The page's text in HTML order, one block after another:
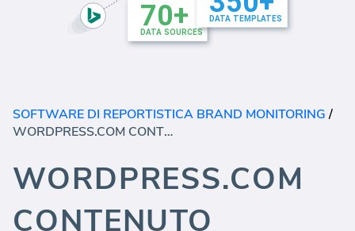
SOFTWARE DI REPORTISTICA BRAND MONITORING/
WORDPRESS.COM CONTENUTO
WORDPRESS.COM
CONTENUTO